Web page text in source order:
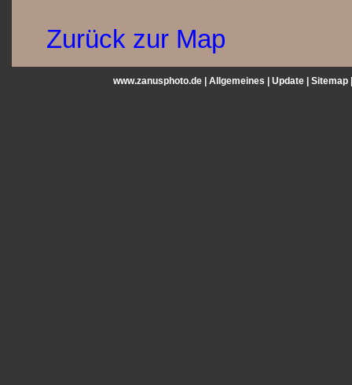
Zurück zur Map
www.zanusphoto.de | Allgemeines Update Sitemap